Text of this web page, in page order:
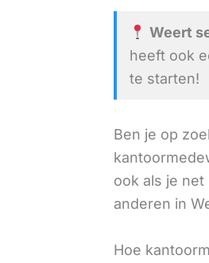
Weert
heeft ook
te starten!
Ben je op
ook als je
anderen in
Hoe